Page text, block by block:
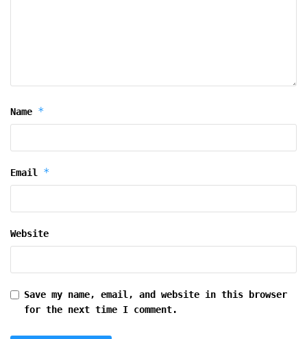
Name *
Email *
Website
Save my name, email, and website in this browser
for the next time I comment.